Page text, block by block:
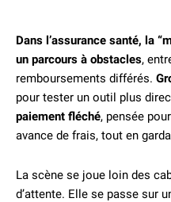
Dans l’assurance santé, la
un parcours à obstacles,
remboursements différés.
pour tester un outil plus
paiement fléché, pensée
avance de frais, tout en
La scène se joue loin des
d’attente. Elle se passe sur